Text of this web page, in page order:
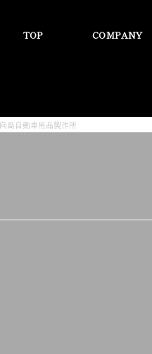
TOP COMPANY
島自動車用品製作所